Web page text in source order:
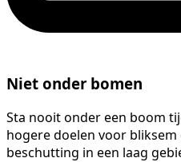
Niet onder bomen
Sta nooit onder een boom
hogere doelen voor
beschutting in een laag